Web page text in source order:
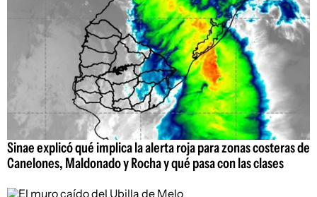
Sinae explicó qué implica la alerta roja para zonas costeras de
Canelones, Maldonado y Rocha y qué pasa con las clases